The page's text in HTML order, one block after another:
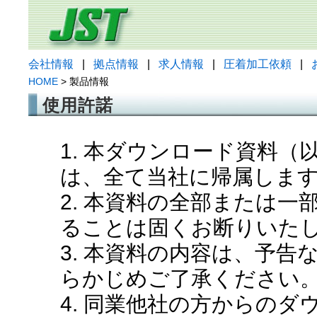
会社情報 拠点情報 求人情報 圧着加工依頼
HOME > 製品情報
使用許諾
1. 本ダウンロード資料（
は、全て当社に帰属しま
2. 本資料の全部または一
ることは固くお断りいた
3. 本資料の内容は、予告
らかじめご了承ください
4. 同業他社の方からのダ